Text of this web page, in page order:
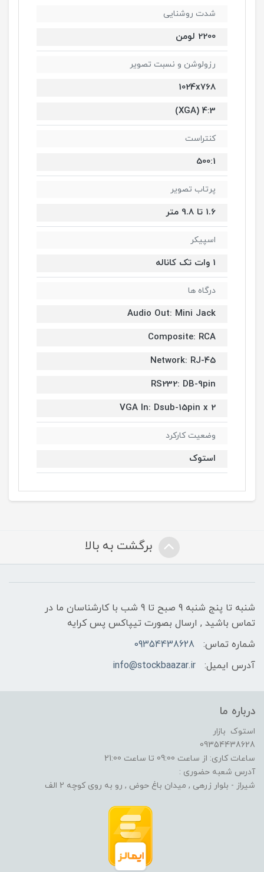
شدت روشنایی
2200 لومن
رزولوشن و نسبت تصویر
1024x768
4:3 (XGA)
کنتراست
500:1
پرتاب تصویر
1.6 تا 9.8 متر
اسپیکر
1 وات تک کاناله
درگاه ها
Audio Out: Mini Jack
Composite: RCA
Network: RJ-45
RS232: DB-9pin
VGA In: Dsub-15pin x 2
وضعیت کارکرد
استوک
برگشت به بالا
شنبه تا پنج شنبه 9 صبح تا 9 شب با کارشناسان ما در
تماس باشید , ارسال بصورت تیپاکس پس کرایه
شماره تماس:
09354438628
آدرس ایمیل:
info@stockbaazar.ir
درباره ما
استوک بازار
09354438628
ساعات کاری: از ساعت 09:00 تا ساعت 21:00
آدرس شعبه حضوری :
شیراز - بلوار زرهی , میدان باغ حوض , رو به روی کوچه 2 الف